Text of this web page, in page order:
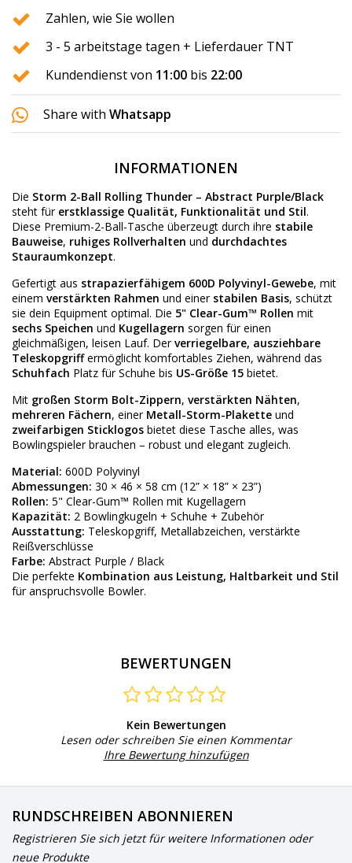
Zahlen, wie Sie wollen
3 - 5 arbeitstage tagen + Lieferdauer TNT
Kundendienst von 11:00 bis 22:00
Share with Whatsapp
INFORMATIONEN
Die Storm 2-Ball Rolling Thunder – Abstract Purple/Black
steht für erstklassige Qualität, Funktionalität und Stil.
Diese Premium-2-Ball-Tasche überzeugt durch ihre stabile
Bauweise, ruhiges Rollverhalten und durchdachtes
Stauraumkonzept.
Gefertigt aus strapazierfähigem 600D Polyvinyl-Gewebe, mit
einem verstärkten Rahmen und einer stabilen Basis, schützt
sie dein Equipment optimal. Die 5" Clear-Gum™ Rollen mit
sechs Speichen und Kugellagern sorgen für einen
gleichmäßigen, leisen Lauf. Derverriegelbare, ausziehbare
Teleskopgriffermöglicht komfortables Ziehen, während das
Schuhfach Platz für Schuhe bis US-Größe 15 bietet.
Mit großen Storm Bolt-Zippern, verstärkten Nähten,
mehreren Fächern, einer Metall-Storm-Plakette und
zweifarbigen Sticklogos bietet diese Tasche alles, was
Bowlingspieler brauchen – robust und elegant zugleich.
Material: 600D Polyvinyl
Abmessungen: 30 × 46 × 58 cm (12” × 18” × 23”)
Rollen: 5" Clear-Gum™ Rollen mit Kugellagern
Kapazität: 2 Bowlingkugeln + Schuhe + Zubehör
Ausstattung: Teleskopgriff, Metallabzeichen, verstärkte
Reißverschlüsse
Farbe: Abstract Purple / Black
Die perfekte Kombination aus Leistung, Haltbarkeit und Stil
für anspruchsvolle Bowler.
BEWERTUNGEN
Kein Bewertungen
Lesen oder schreiben Sie einen Kommentar
Ihre Bewertung hinzufügen
RUNDSCHREIBEN ABONNIEREN
Registrieren Sie sich jetzt für weitere Informationen oder
neue Produkte